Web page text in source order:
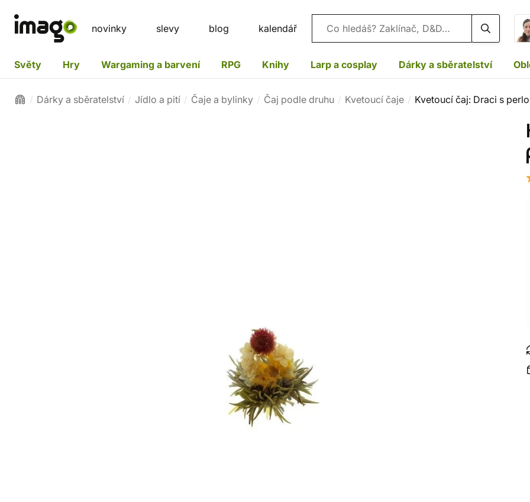
novinky slevy blog kalendář Vyhledávání
Světy Hry Wargaming a barvení RPG Knihy Larp a cosplay Dárky a sběratelství
Dárky a sběratelství Jídlo a pití Čaje a bylinky Čaj podle druhu Kvetoucí čaje Kvetoucí čaj: Draci s